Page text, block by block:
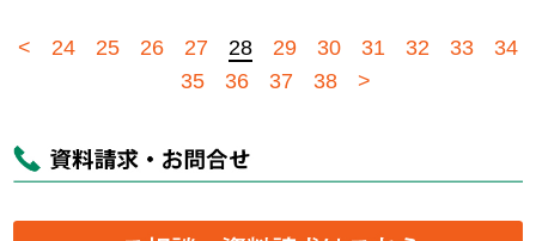
< 24 25 26 27 28 29 30 31 32 33
34
35
36 37 38 >